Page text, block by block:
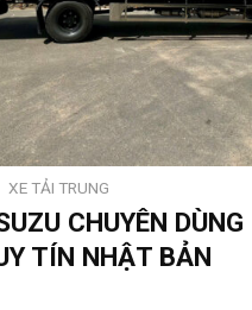
XE TẢI TRUNG
CHUYÊN
TÍN NHẬT BẢN